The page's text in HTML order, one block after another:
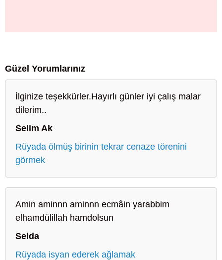
Güzel Yorumlarınız
İlginize teşekkürler.Hayırlı günler iyi çalış malar
dilerim..
Selim Ak
Rüyada ölmüş birinin tekrar cenaze törenini
görmek
Amin aminnn aminnn ecmâin yarabbim
elhamdülillah hamdolsun
Selda
Rüyada isyan ederek ağlamak